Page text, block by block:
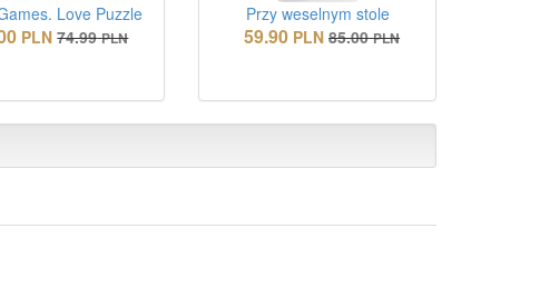
Love Puzzle
PLN 74.99 PLN
Przy weselnym stole
59.90 PLN 85.00 PLN